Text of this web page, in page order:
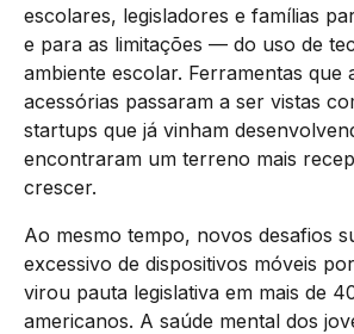
escolares, legisladores e famílias
e para as limitações — do uso de
ambiente escolar. Ferramentas que
acessórias passaram a ser vistas
startups que já vinham
encontraram um terreno mais
crescer.
Ao mesmo tempo, novos desafios
excessivo de dispositivos móveis
virou pauta legislativa em mais de
americanos. A saúde mental dos